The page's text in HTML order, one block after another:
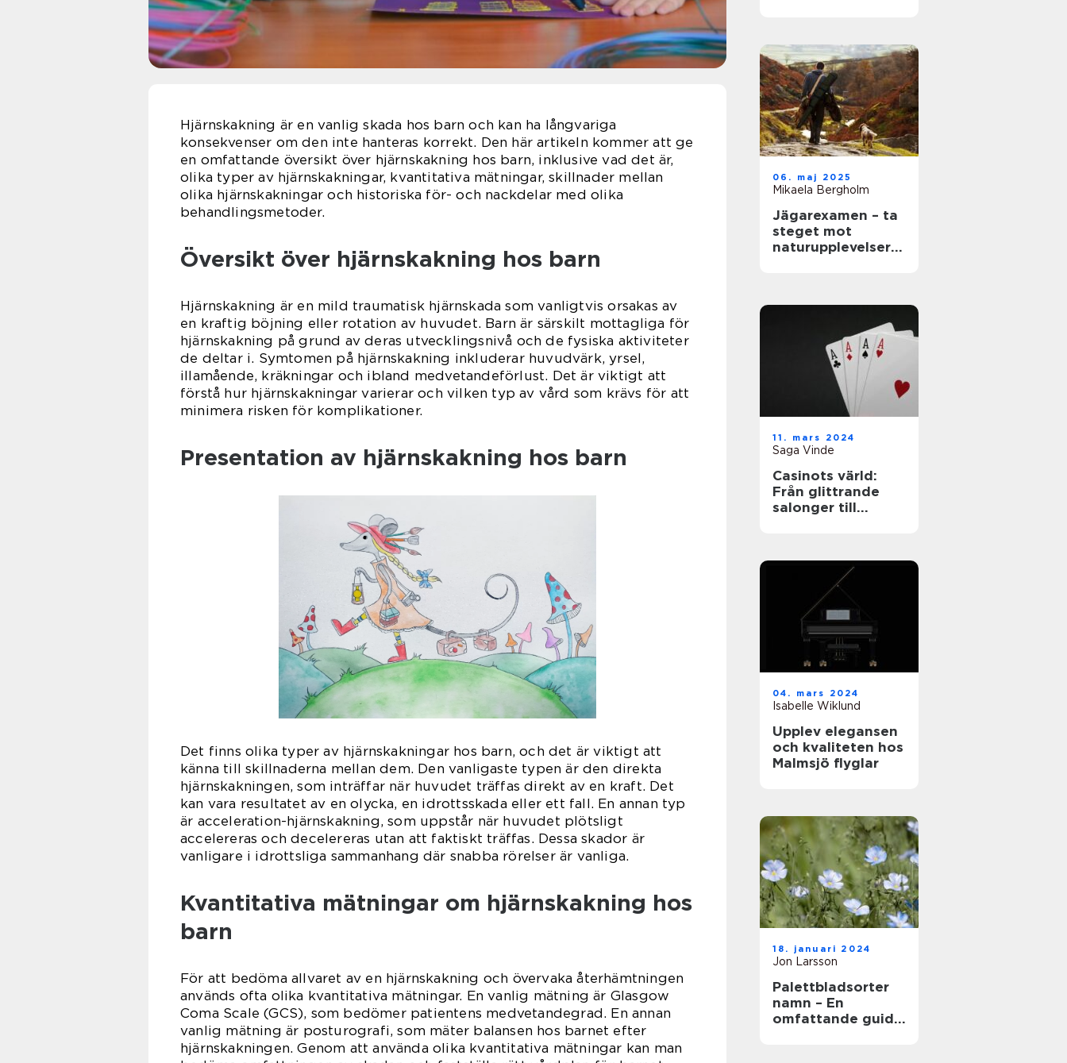
Hjärnskakning är en vanlig skada hos barn och kan ha långvariga
konsekvenser om den inte hanteras korrekt. Den här artikeln kommer att ge
en omfattande översikt över hjärnskakning hos barn, inklusive vad det är,
olika typer av hjärnskakningar, kvantitativa mätningar, skillnader mellan
olika hjärnskakningar och historiska för- och nackdelar med olika
behandlingsmetoder.
Översikt över hjärnskakning hos barn
Hjärnskakning är en mild traumatisk hjärnskada som vanligtvis orsakas av
en kraftig böjning eller rotation av huvudet. Barn är särskilt mottagliga för
hjärnskakning på grund av deras utvecklingsnivå och de fysiska aktiviteter
de deltar i. Symtomen på hjärnskakning inkluderar huvudvärk, yrsel,
illamående, kräkningar och ibland medvetandeförlust. Det är viktigt att
förstå hur hjärnskakningar varierar och vilken typ av vård som krävs för att
minimera risken för komplikationer.
Presentation av hjärnskakning hos barn
Det finns olika typer av hjärnskakningar hos barn, och det är viktigt att
känna till skillnaderna mellan dem. Den vanligaste typen är den direkta
hjärnskakningen, som inträffar när huvudet träffas direkt av en kraft. Det
kan vara resultatet av en olycka, en idrottsskada eller ett fall. En annan typ
är acceleration-hjärnskakning, som uppstår när huvudet plötsligt
accelereras och decelereras utan att faktiskt träffas. Dessa skador är
vanligare i idrottsliga sammanhang där snabba rörelser är vanliga.
Kvantitativa mätningar om hjärnskakning hos
barn
För att bedöma allvaret av en hjärnskakning och övervaka återhämtningen
används ofta olika kvantitativa mätningar. En vanlig mätning är Glasgow
Coma Scale (GCS), som bedömer patientens medvetandegrad. En annan
vanlig mätning är posturografi, som mäter balansen hos barnet efter
hjärnskakningen. Genom att använda olika kvantitativa mätningar kan man
06. maj 2025
Mikaela Bergholm
Jägarexamen – ta
steget mot
naturupplevelser
11. mars 2024
Saga Vinde
Casinots värld:
Från glittrande
salonger till
04. mars 2024
Isabelle Wiklund
Upplev elegansen
och kvaliteten hos
Malmsjö flyglar
18. januari 2024
Jon Larsson
Palettbladsorter
namn – En
omfattande guide